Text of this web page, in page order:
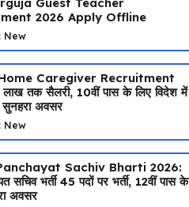
2026 Apply Offline
New
Caregiver Recruitment
लाख तक सैलरी, 10वीं पास के लिए विदेश में
सुनहरा अवसर
New
Sachiv Bharti 2026:
सचिव भर्ती 45 पदों पर भर्ती, 12वीं पास के
अवसर